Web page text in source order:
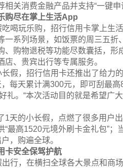
相关消费金融产品并支持“一键
购尽在掌上生活App
吃喝玩乐购，招行信用卡掌上生
一系列场景，如饭票的周三五
、购物退税等功能尽数囊括，
店、贵宾出行等专属服务。
长假，招行信用卡还推出了给力
每天累计满300元，即可刮最
礼。“本次活动目的就是希望广
1天的小长假，点燃了很多用户
“最高1520元境外刷卡金礼包”
，购遍全球。
卡安全保驾护航
出行，在横扫全球各大景点和商